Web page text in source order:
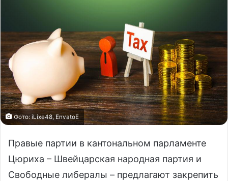
Фото: iLixe48, EnvatoE
Правые партии в кантональном парламенте
Цюриха – Швейцарская народная партия и
Свободные либералы – предлагают закрепить